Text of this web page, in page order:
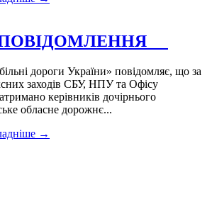
ПОВІДОМЛЕННЯ
дороги України» повідомляє, що за
заходів СБУ, НПУ та Офісу
керівників дочірнього
обласне дорожнє...
→